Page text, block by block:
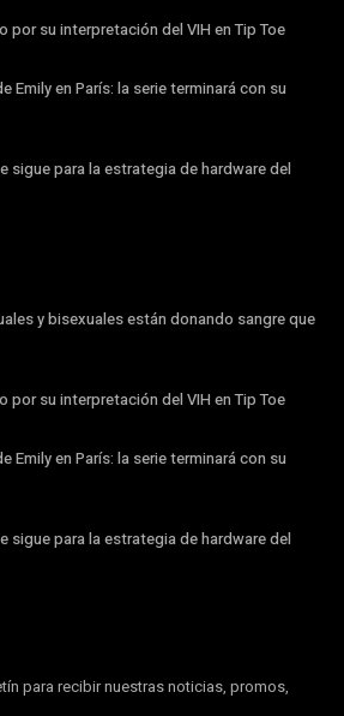
por su interpretación del VIH en Tip Toe
Emily en París: la serie terminará con su
sigue para la estrategia de hardware del
y bisexuales están donando sangre que
por su interpretación del VIH en Tip Toe
Emily en París: la serie terminará con su
sigue para la estrategia de hardware del
para recibir nuestras noticias, promos,